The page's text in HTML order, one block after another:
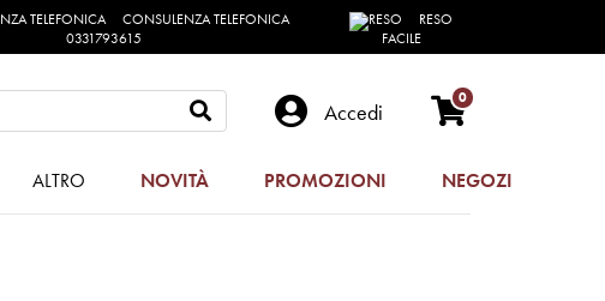
CONSULENZA TELEFONICA
0331793615
RESO
FACILE
Accedi
0
ALTRO NOVITÀ PROMOZIONI NEGOZI